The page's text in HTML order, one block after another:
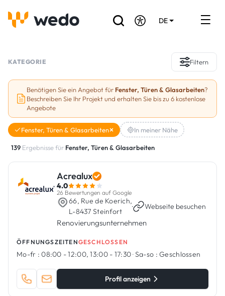
DE
Referenzen
Förderungen & Zuschüsse
Stellenbörse
Sind Sie Handwerker?
Einloggen
KATEGORIE Filtern
Benötigen Sie ein Angebot für Fenster, Türen & Glasarbeiten?
Beschreiben Sie Ihr Projekt und erhalten Sie bis zu 6 kostenlose
Angebote
Fenster, Türen & Glasarbeiten In meiner Nähe
139 Ergebnisse für Fenster, Türen & Glasarbeiten
Acrealux
4.0
26 Bewertungen auf Google
66, Rue de Koerich,
L-8437 Steinfort
· Webseite besuchen
Renovierungsunternehmen
ÖFFNUNGSZEITENGESCHLOSSEN
Mo-fr : 08:00 - 12:00, 13:00 - 17:30·Sa-so : Geschlossen
Profil anzeigen